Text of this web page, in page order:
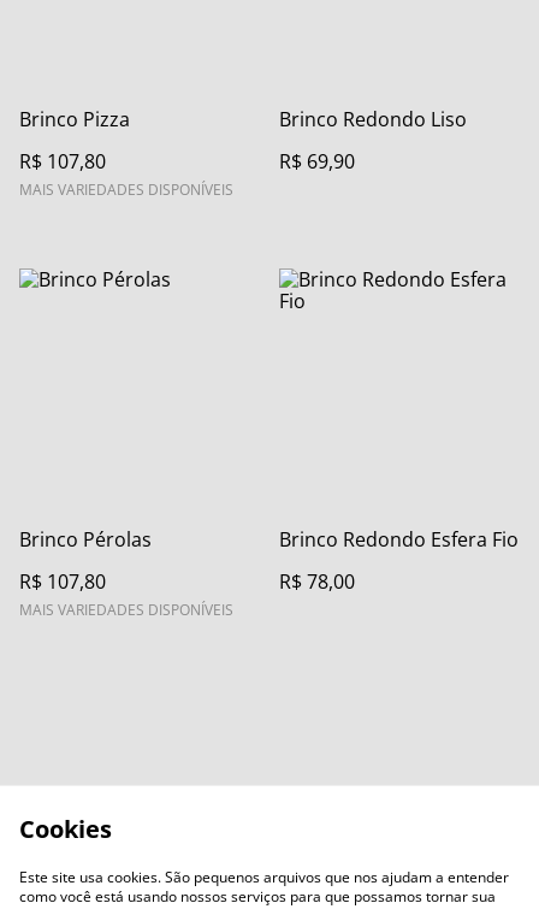
Brinco Pizza
R$ 107,80
MAIS VARIEDADES DISPONÍVEIS
Brinco Redondo Liso
R$ 69,90
Brinco Pérolas
R$ 107,80
MAIS VARIEDADES DISPONÍVEIS
Brinco Redondo Esfera Fio
R$ 78,00
Cookies
Este site usa cookies. São pequenos arquivos que nos ajudam a entender
como você está usando nossos serviços para que possamos tornar sua